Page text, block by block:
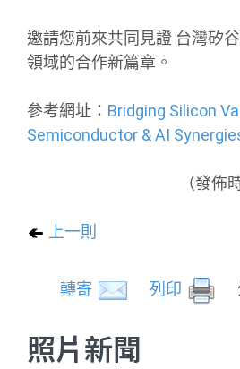
邀請您前來共同見證 台灣矽
領域的合作新篇章。
參考網址： Bridging Silicon
Semiconductor & AI
（發佈
上一則
轉寄
列印
照片新聞